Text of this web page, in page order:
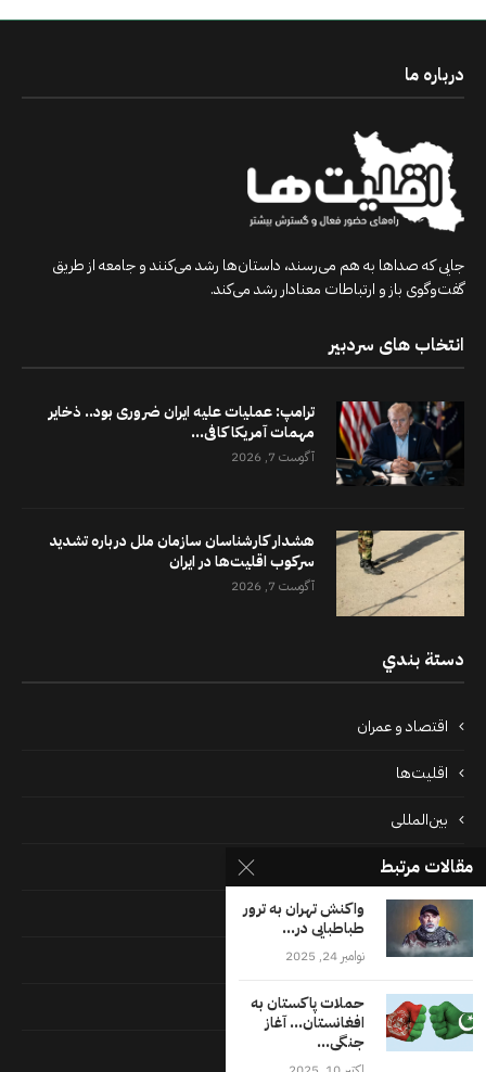
درباره ما
جایی که صداها به هم می‌رسند، داستان‌ها رشد می‌کنند و جامعه از طریق
گفت‌وگوی باز و ارتباطات معنادار رشد می‌کند.
انتخاب های سردبیر
ترامپ: عملیات علیه ایران ضروری بود.. ذخایر
مهمات آمریکا کافی...
آگوست 7, 2026
هشدار کارشناسان سازمان ملل درباره تشدید
سرکوب اقلیت‌ها در ایران
آگوست 7, 2026
دستة بندي
اقتصاد و عمران
اقلیت‌ها
بین‌المللی
پرونده‌ها
جامعه
دسته بندی نشده
فايل ها
فرهنگ
مقالات مرتبط
واکنش تهران به ترور
طباطبایی در...
نوامبر 24, 2025
حملات پاکستان به
افغانستان… آغاز
جنگی...